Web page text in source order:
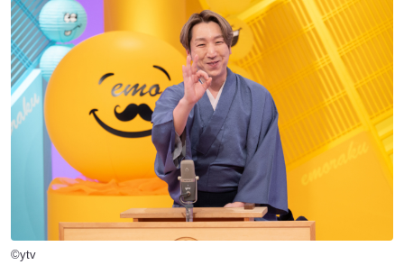
©ytv